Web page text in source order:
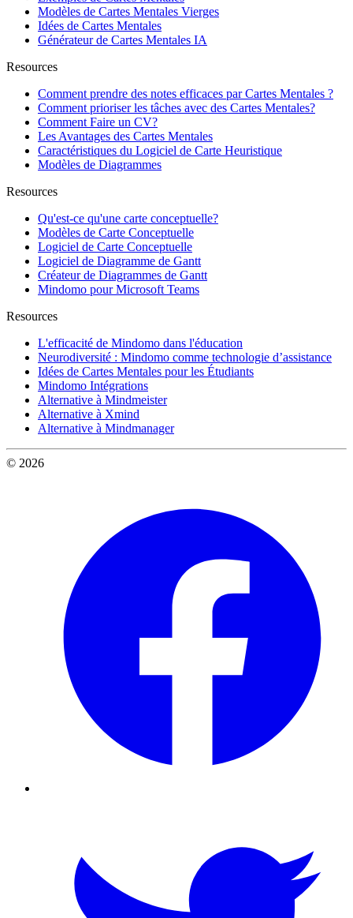
Modèles de Cartes Mentales Vierges
Idées de Cartes Mentales
Générateur de Cartes Mentales IA
Resources
Comment prendre des notes efficaces par Cartes Mentales ?
Comment prioriser les tâches avec des Cartes Mentales?
Comment Faire un CV?
Les Avantages des Cartes Mentales
Caractéristiques du Logiciel de Carte Heuristique
Modèles de Diagrammes
Resources
Qu'est-ce qu'une carte conceptuelle?
Modèles de Carte Conceptuelle
Logiciel de Carte Conceptuelle
Logiciel de Diagramme de Gantt
Créateur de Diagrammes de Gantt
Mindomo pour Microsoft Teams
Resources
L'efficacité de Mindomo dans l'éducation
Neurodiversité : Mindomo comme technologie d’assistance
Idées de Cartes Mentales pour les Étudiants
Mindomo Intégrations
Alternative à Mindmeister
Alternative à Xmind
Alternative à Mindmanager
© 2026